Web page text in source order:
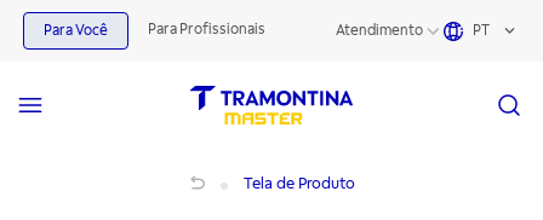
Para Você Para Profissionais Atendimento PT
Tela de Produto